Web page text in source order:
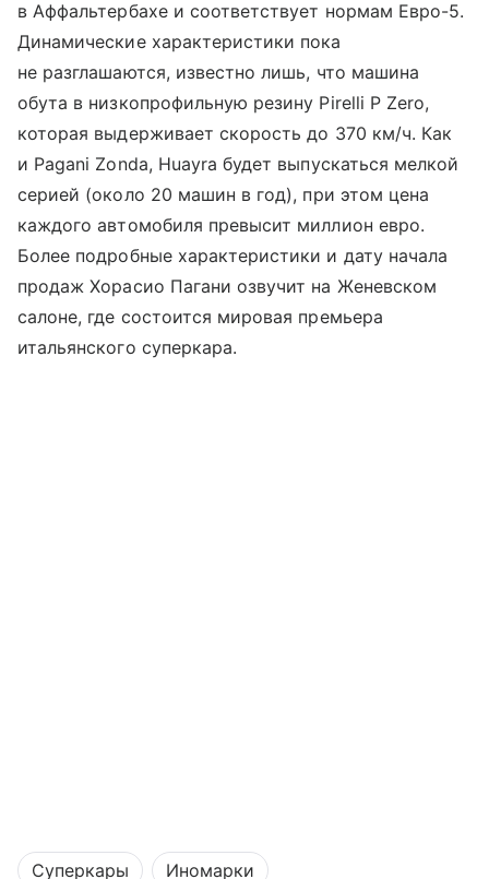
в Аффальтербахе и соответствует нормам Евро-5.
Динамические характеристики пока
не разглашаются, известно лишь, что машина
обута в низкопрофильную резину Pirelli P Zero,
которая выдерживает скорость до 370 км/ч. Как
и Pagani Zonda, Huayra будет выпускаться мелкой
серией (около 20 машин в год), при этом цена
каждого автомобиля превысит миллион евро.
Более подробные характеристики и дату начала
продаж Хорасио Пагани озвучит на Женевском
салоне, где состоится мировая премьера
итальянского суперкара.
Суперкары Иномарки